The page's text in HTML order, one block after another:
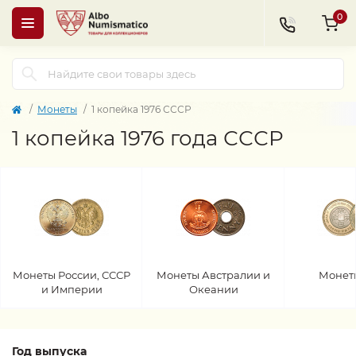
0
Монеты 1 копейка 1976 СССР
1 копейка 1976 года СССР
Монеты России, СССР
и Империи
Монеты Австралии и
Океании
Год выпуска